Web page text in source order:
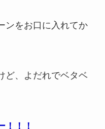
ンをお口に入れてか
ど、よだれでベタベ
！！！